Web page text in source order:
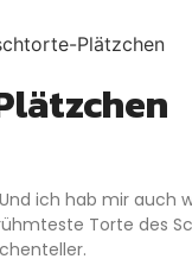
ich hab mir auch
Torte des